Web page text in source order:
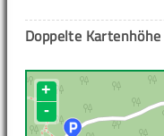
Doppelte Kartenhöhe
+
-